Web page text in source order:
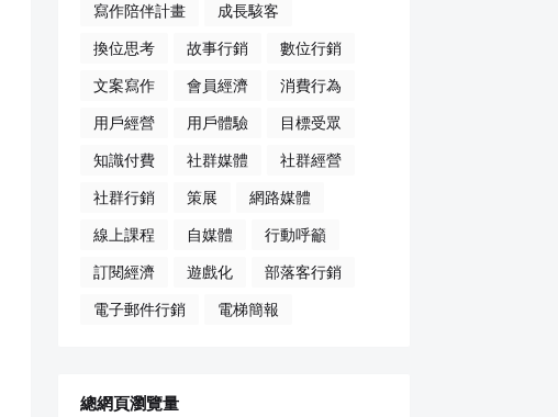
寫作陪伴計畫 成長駭客
換位思考 故事行銷 數位行銷
文案寫作 會員經濟 消費行為
用戶經營 用戶體驗 目標受眾
知識付費 社群媒體 社群經營
社群行銷 策展 網路媒體
線上課程 自媒體 行動呼籲
訂閱經濟 遊戲化 部落客行銷
電子郵件行銷 電梯簡報
總網頁瀏覽量